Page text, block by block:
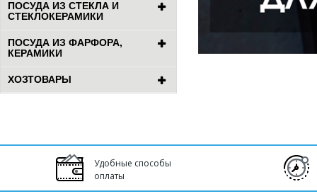
ПОСУДА ИЗ СТЕКЛА И
СТЕКЛОКЕРАМИКИ
ПОСУДА ИЗ ФАРФОРА,
КЕРАМИКИ
ХОЗТОВАРЫ
Удобные способы
оплаты